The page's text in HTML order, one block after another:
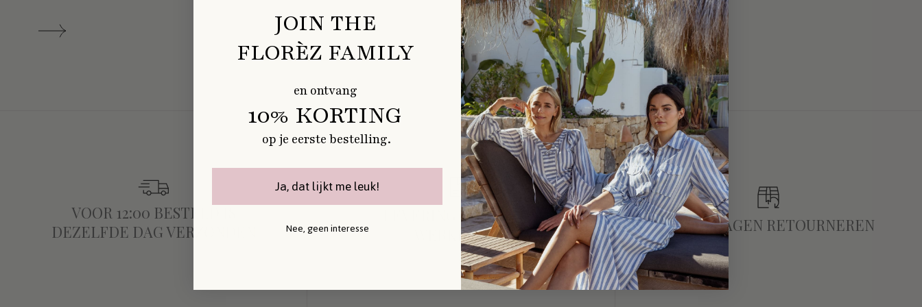
VOOR 12:00 BESTELD IS
DEZELFDE DAG VERZONDEN
LEVERING BINNEN 1-2
WERKDAGEN
TOT 14 DAGEN RETOURNEREN
JOIN THE
FLORÈZ FAMILY
en ontvang
10% KORTING
op je eerste bestelling.
Ja, dat lijkt me leuk!
Nee, geen interesse